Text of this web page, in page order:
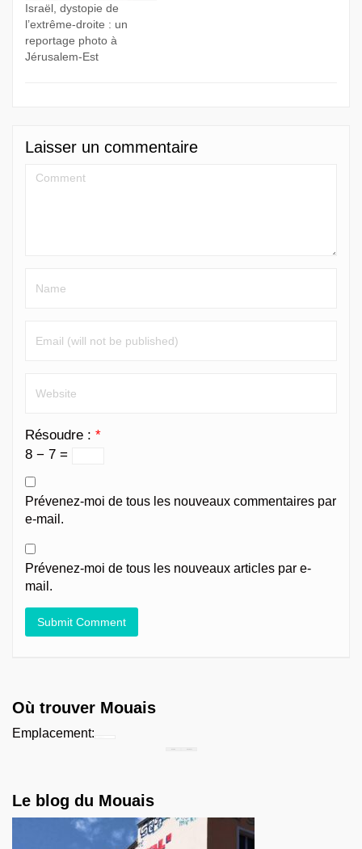
Israël, dystopie de
l’extrême-droite : un
reportage photo à
Jérusalem-Est
Laisser un commentaire
Résoudre : *
8 − 7 =
Prévenez-moi de tous les nouveaux commentaires par
e-mail.
Prévenez-moi de tous les nouveaux articles par e-
mail.
Où trouver Mouais
Emplacement:
Le blog du Mouais